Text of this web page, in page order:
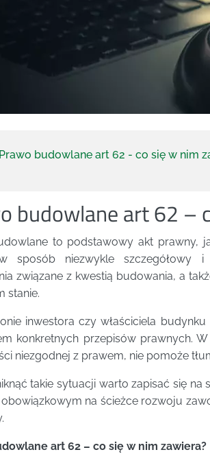
Prawo budowlane art 62 - co się w nim
budowlane art 62 –
to podstawowy akt prawny,
sposób niezwykle szczegółowy i
związane z kwestią budowania, a
stanie.
inwestora czy właściciela
konkretnych przepisów prawnych.
niezgodnej z prawem, nie pomoże
takie sytuacji warto zapisać się na
na ścieżce rozwoju
art 62 – co się w nim zawiera?